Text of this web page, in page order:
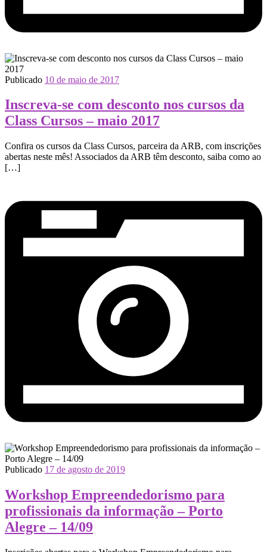
Publicado 10 de maio de 2017
Inscreva-se com desconto nos cursos da
Class Cursos – maio 2017
Confira os cursos da Class Cursos, parceira da ARB, com inscrições
abertas neste mês! Associados da ARB têm desconto, saiba como ao
[…]
Publicado 17 de agosto de 2019
Workshop Empreendedorismo para
profissionais da informação – Porto
Alegre – 14/09